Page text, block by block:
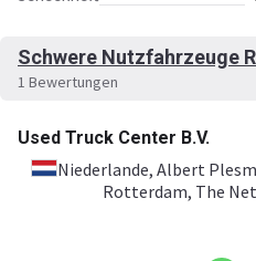
Schwere Nutzfahrzeuge
1 Bewertungen
Used Truck Center B.V.
Niederlande, Albert
Rotterdam, The